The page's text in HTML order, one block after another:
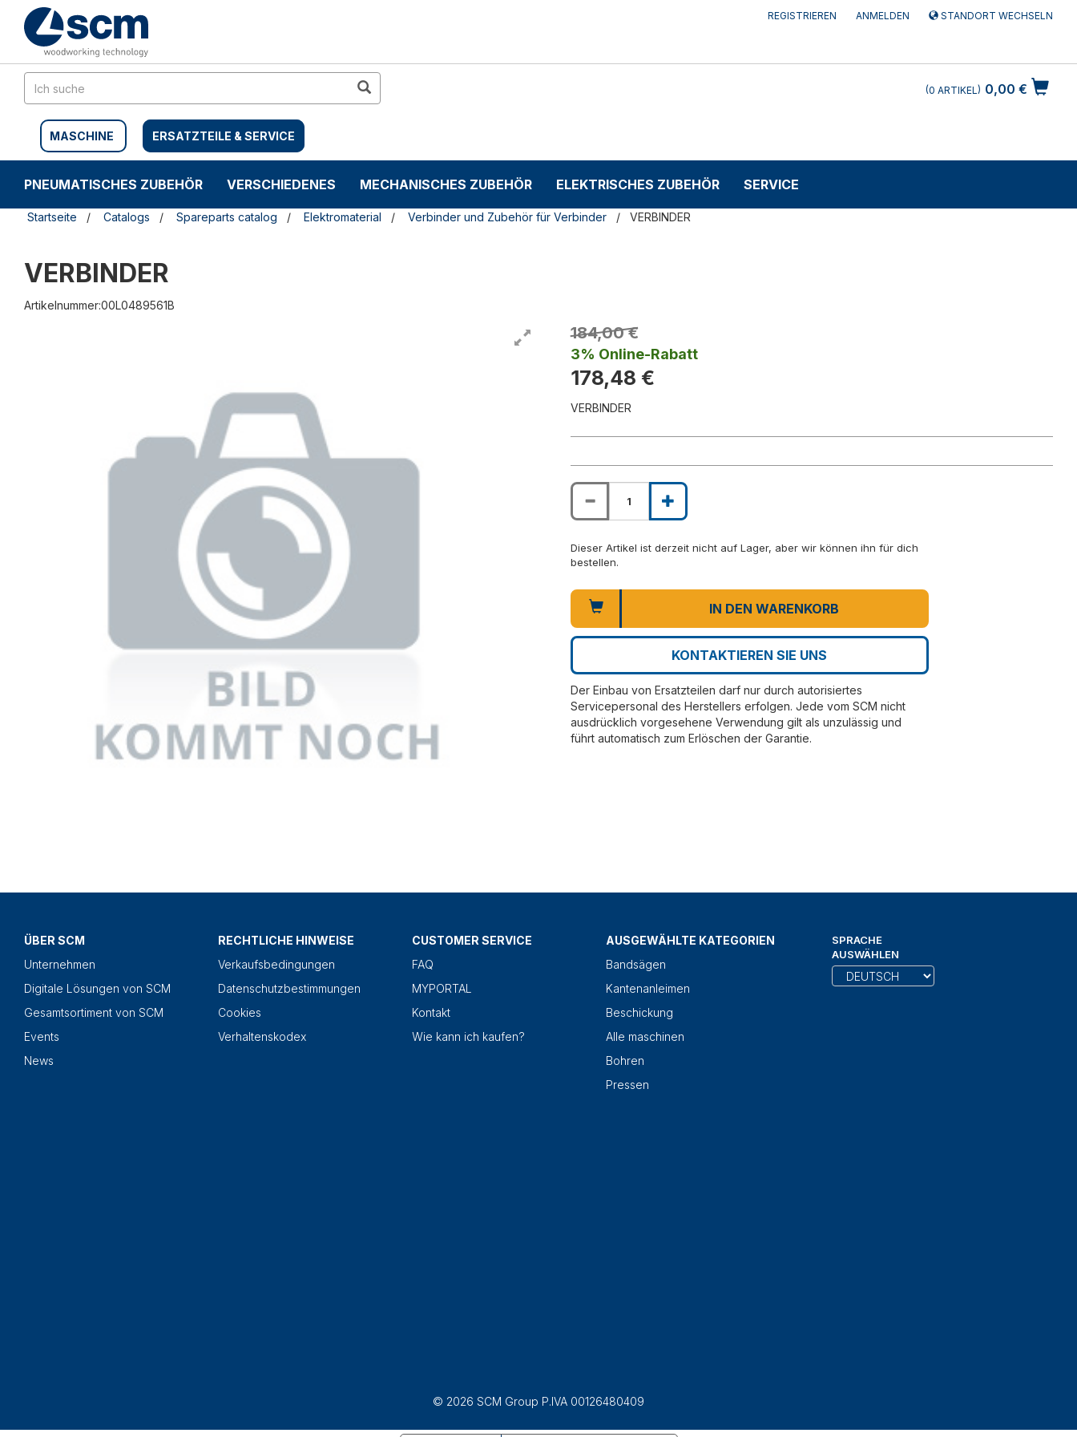
Inhalt
springen
Navigationsmen�
springen
REGISTRIEREN ANMELDEN STANDORT WECHSELN
MASCHINE ERSATZTEILE & SERVICE
0,00 €
0 ARTIKEL
PNEUMATISCHES ZUBEHÖR VERSCHIEDENES MECHANISCHES ZUBEHÖR ELEKTRISCHES ZUBEHÖR SERVICE
Startseite Catalogs Spareparts catalog Elektromaterial Verbinder und Zubehör für Verbinder VERBINDER
VERBINDER
Artikelnummer:00L0489561B
184,00 €
3% Online-Rabatt
178,48 €
VERBINDER
Dieser Artikel ist derzeit nicht auf Lager, aber wir können ihn für dich
bestellen.
IN DEN WARENKORB
KONTAKTIEREN SIE UNS
Der Einbau von Ersatzteilen darf nur durch autorisiertes
Servicepersonal des Herstellers erfolgen. Jede vom SCM nicht
ausdrücklich vorgesehene Verwendung gilt als unzulässig und
führt automatisch zum Erlöschen der Garantie.
ÜBER SCM
Unternehmen
Digitale Lösungen von SCM
Gesamtsortiment von SCM
Events
News
RECHTLICHE HINWEISE
Verkaufsbedingungen
Datenschutzbestimmungen
Cookies
Verhaltenskodex
CUSTOMER SERVICE
FAQ
MYPORTAL
Kontakt
Wie kann ich kaufen?
AUSGEWÄHLTE KATEGORIEN
Bandsägen
Kantenanleimen
Beschickung
Alle maschinen
Bohren
Pressen
SPRACHE
AUSWÄHLEN
© 2026 SCM Group P.IVA 00126480409